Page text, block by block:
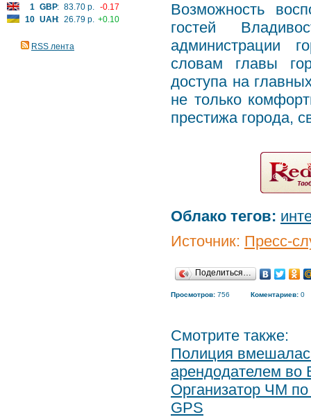
1 GBP: 83.70 р. -0.17
10 UAH: 26.79 р. +0.10
RSS лента
Возможность
гостей
администрации
словам главы
доступа на
не только
престижа города,
Облако тегов:
Источник: Пресс-
Поделиться…
Просмотров: 756 Коментариев: 0
Смотрите также:
Полиция
арендодателем во
Организатор ЧМ
GPS